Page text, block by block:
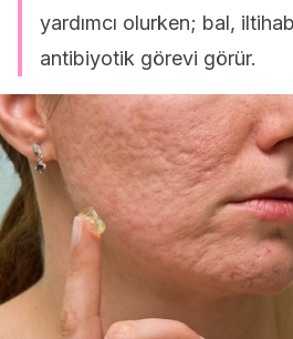
yardımcı olurken; bal,
antibiyotik görevi görür.